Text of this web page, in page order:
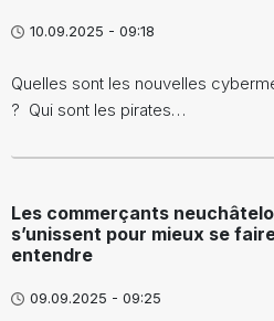
10.09.2025 - 09:18
Quelles sont les nouvelles
? Qui sont les pirates…
Les commerçants
s’unissent pour mieux se
entendre
09.09.2025 - 09:25